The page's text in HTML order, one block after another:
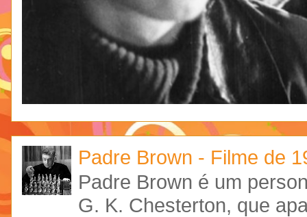
Padre Brown - Filme de
Padre Brown é um
G. K. Chesterton, que